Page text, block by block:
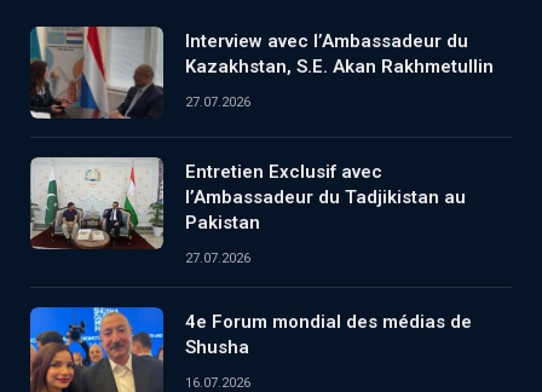
Interview avec l’Ambassadeur du
Kazakhstan, S.E. Akan Rakhmetullin
27.07.2026
Entretien Exclusif avec
l’Ambassadeur du Tadjikistan au
Pakistan
27.07.2026
4e Forum mondial des médias de
Shusha
16.07.2026